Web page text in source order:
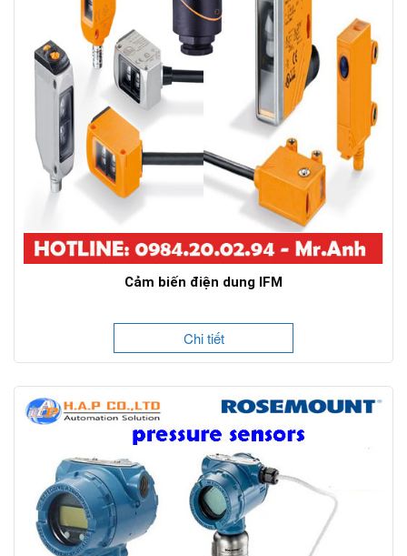
Cảm biến điện dung IFM
Chi tiết